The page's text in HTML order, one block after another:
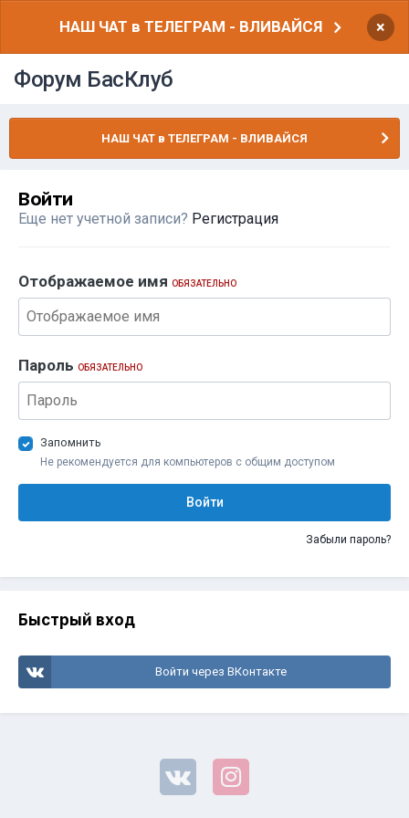
НАШ ЧАТ в ТЕЛЕГРАМ - ВЛИВАЙСЯ ×
Форум БасКлуб
НАШ ЧАТ в ТЕЛЕГРАМ - ВЛИВАЙСЯ
Войти
Еще нет учетной записи? Регистрация
Отображаемое имя ОБЯЗАТЕЛЬНО
Пароль ОБЯЗАТЕЛЬНО
Запомнить
Не рекомендуется для компьютеров с общим доступом
Войти
Забыли пароль?
Быстрый вход
Войти через ВКонтакте